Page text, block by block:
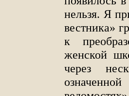
нельзя. Я
вестника»
к
женской
через